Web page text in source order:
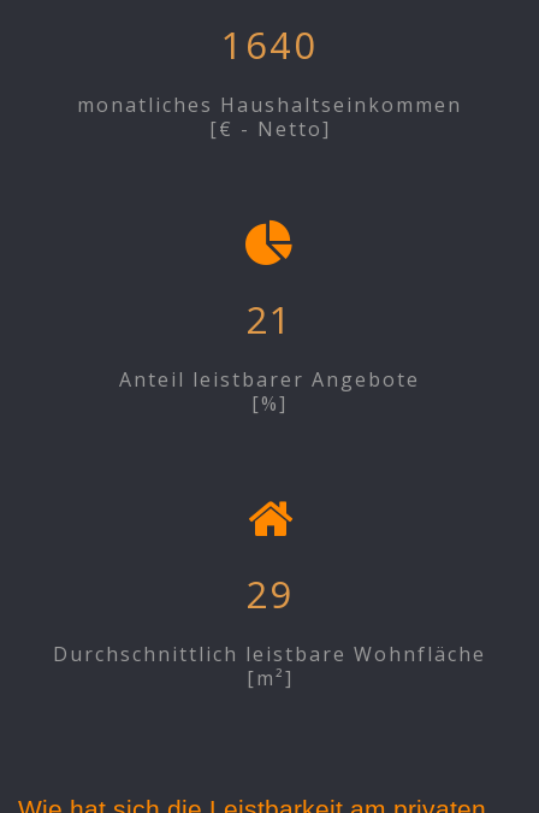
1640
monatliches Haushaltseinkommen
[€ - Netto]
21
Anteil leistbarer Angebote
[%]
29
Durchschnittlich leistbare Wohnfläche
[m²]